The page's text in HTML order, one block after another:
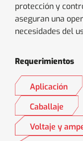
protección y
aseguran una
necesidades del
Requerimientos
Aplicación
Caballaje
Voltaje y